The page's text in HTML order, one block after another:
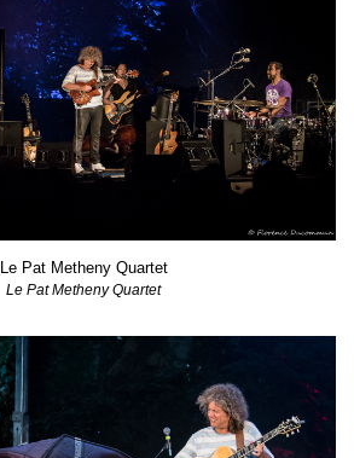
Le Pat Metheny Quartet
Le Pat Metheny Quartet